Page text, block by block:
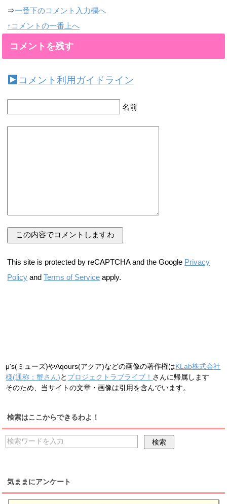
⇒一番下のコメント入力欄へ
↑コメントの一番上へ
コメントを残す
コメント利用ガイドライン
名前
This site is protected by reCAPTCHA and the Google Privacy
Policy andTerms of Service apply.
μ's(ミューズ)やAqours(アクア)などの画像の著作権はKLab株式会社
様(通称：蟹さん)と プロジェクトラブライブ！ さんに帰属します
そのため、当サイトの文章・画像は引用を含んでいます。
検索はここからできるわよ！
気ままにアンケート